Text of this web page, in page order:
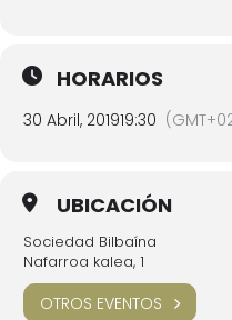
HORARIOS
30 Abril, 201919:30
UBICACIÓN
Sociedad Bilbaína
Nafarroa kalea, 1
OTROS EVENTOS